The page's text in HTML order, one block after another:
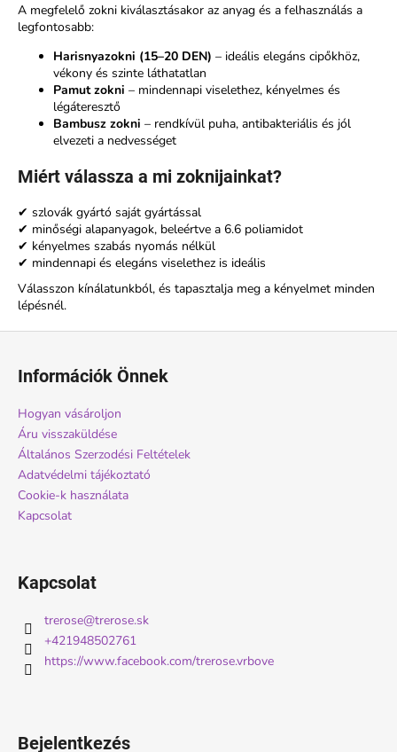
y
í
t
á
l
m
e
i
A megfelelő zokni kiválasztásakor az anyag és a felhasználás a
legfontosabb:
Harisnyazokni (15–20 DEN) – ideális elegáns cipőkhöz,
vékony és szinte láthatatlan
Pamut zokni – mindennapi viselethez, kényelmes és
légáteresztő
Bambusz zokni – rendkívül puha, antibakteriális és jól
elvezeti a nedvességet
Miért válassza a mi zoknijainkat?
✔ szlovák gyártó saját gyártással
✔ minőségi alapanyagok, beleértve a 6.6 poliamidot
✔ kényelmes szabás nyomás nélkül
✔ mindennapi és elegáns viselethez is ideális
Válasszon kínálatunkból, és tapasztalja meg a kényelmet minden
lépésnél.
Információk Önnek
Hogyan vásároljon
Áru visszaküldése
Általános Szerzodési Feltételek
Adatvédelmi tájékoztató
Cookie-k használata
Kapcsolat
Kapcsolat
trerose@trerose.sk
+421948502761
https://www.facebook.com/trerose.vrbove
Bejelentkezés